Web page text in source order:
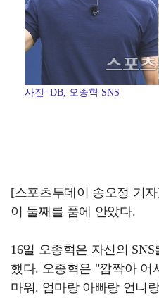
사진=DB, 오종혁 SNS
[스포츠투데이 송오정 기
이 둘째를 품에 안았다.
16일 오종혁은 자신의
했다. 오종혁은 "깜짝아 어
마워. 엄마랑 아빠랑 언니